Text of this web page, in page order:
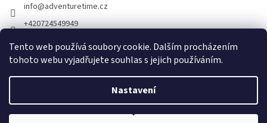
Tento web používá soubory cookie. Dalším procházením
tohoto webu vyjadřujete souhlas s jejich používáním.
Nastavení
info@adventuretime.cz
+420724549949
+420606618099
Vytvořil Shoptet